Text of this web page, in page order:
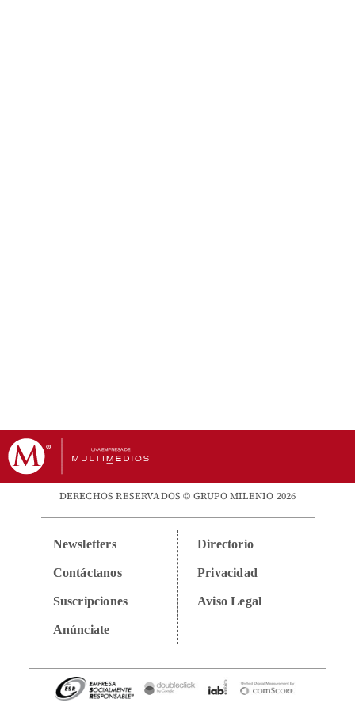
DERECHOS RESERVADOS © GRUPO MILENIO 2026
Newsletters
Contáctanos
Suscripciones
Anúnciate
Directorio
Privacidad
Aviso Legal